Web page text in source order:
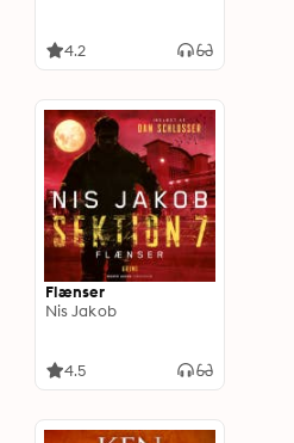
4.2
Flænser
Nis Jakob
4.5